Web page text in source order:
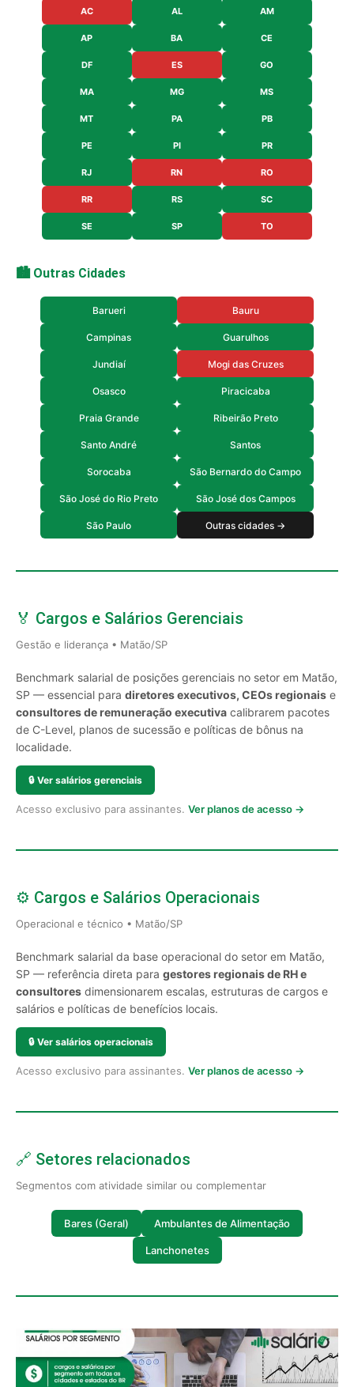
AC AL AM
AP BA CE
DF ES GO
MA MG MS
MT PA PB
PE PI PR
RJ RN RO
RR RS SC
SE SP TO
🏙️ Outras Cidades
Barueri Bauru
Campinas Guarulhos
Jundiaí Mogi das Cruzes
Osasco Piracicaba
Praia Grande Ribeirão Preto
Santo André Santos
Sorocaba São Bernardo do Campo
São José do Rio Preto São José dos Campos
São Paulo Outras cidades →
🏅 Cargos e Salários Gerenciais
Gestão e liderança • Matão/SP
Benchmark salarial de posições gerenciais no setor em Matão,
SP — essencial para diretores executivos, CEOs regionais e
consultores de remuneração executiva calibrarem pacotes
de C-Level, planos de sucessão e políticas de bônus na
localidade.
🔒 Ver salários gerenciais
Acesso exclusivo para assinantes. Ver planos de acesso →
⚙️ Cargos e Salários Operacionais
Operacional e técnico • Matão/SP
Benchmark salarial da base operacional do setor em Matão,
SP — referência direta para gestores regionais de RH e
consultores dimensionarem escalas, estruturas de cargos e
salários e políticas de benefícios locais.
🔒 Ver salários operacionais
Acesso exclusivo para assinantes. Ver planos de acesso →
🔗 Setores relacionados
Segmentos com atividade similar ou complementar
Bares (Geral) Ambulantes de Alimentação
Lanchonetes